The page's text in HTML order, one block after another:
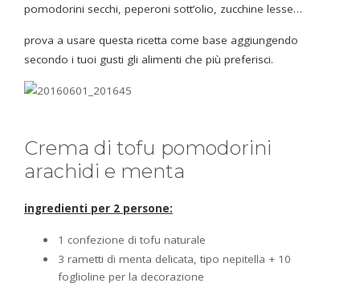
pomodorini secchi, peperoni sott’olio, zucchine lesse…
prova a usare questa ricetta come base aggiungendo
secondo i tuoi gusti gli alimenti che più preferisci.
Crema di tofu pomodorini
arachidi e menta
ingredienti per 2 persone:
1 confezione di tofu naturale
3 rametti di menta delicata, tipo nepitella + 10
foglioline per la decorazione